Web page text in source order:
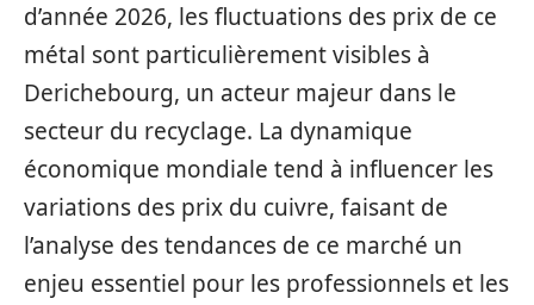
d’année 2026, les fluctuations des prix de ce
métal sont particulièrement visibles à
Derichebourg, un acteur majeur dans le
secteur du recyclage. La dynamique
économique mondiale tend à influencer les
variations des prix du cuivre, faisant de
l’analyse des tendances de ce marché un
enjeu essentiel pour les professionnels et les